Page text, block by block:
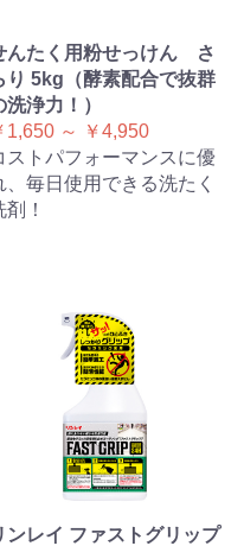
んたく用粉せっけん さ
り 5kg（酵素配合で抜群
洗浄力！）
1,650 ～ ￥4,950
ストパフォーマンスに優
、毎日使用できる洗たく
剤！
ンレイ ファストグリップ